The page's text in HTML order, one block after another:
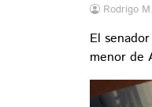
Rodrigo
El
menor de